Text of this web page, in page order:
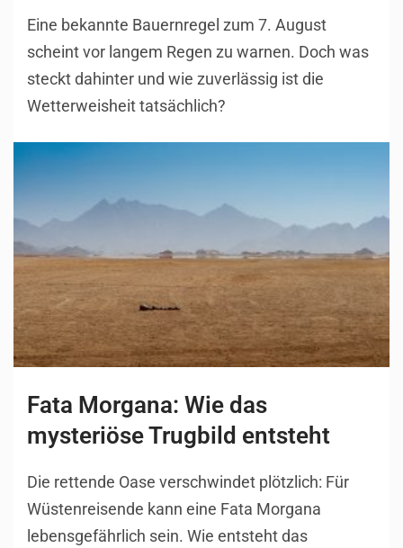
Eine bekannte Bauernregel zum 7. August
scheint vor langem Regen zu warnen. Doch was
steckt dahinter und wie zuverlässig ist die
Wetterweisheit tatsächlich?
Fata Morgana: Wie das
mysteriöse Trugbild entsteht
Die rettende Oase verschwindet plötzlich: Für
Wüstenreisende kann eine Fata Morgana
lebensgefährlich sein. Wie entsteht das